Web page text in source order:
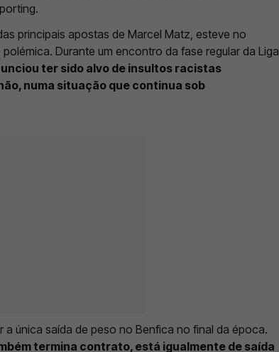
principais apostas de Marcel Matz, esteve no
Durante um encontro da fase regular da Liga
ter sido alvo de insultos racistas
numa situação que continua sob
a única saída de peso no Benfica no final da época.
termina contrato, está igualmente de saída